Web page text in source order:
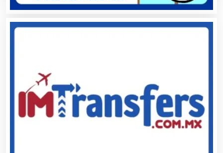
Artículos Personales
Aseguradoras